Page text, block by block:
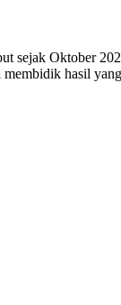
sejak Oktober
hasil